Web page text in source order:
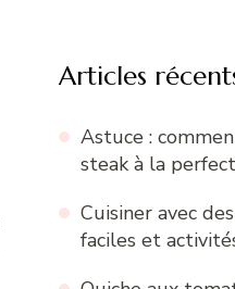
Articles
Astuce :
steak à la
Cuisiner avec
faciles et